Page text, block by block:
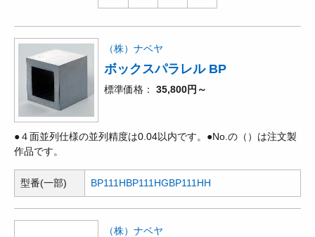
（株）ナベヤ
ボックスパラレル BP
標準価格 35,800円～
●４面並列仕様の並列精度は0.04以内です。●No.の（）は注文製
作品です。
型番(一部) BP111HBP111HGBP111HH
（株）ナベヤ